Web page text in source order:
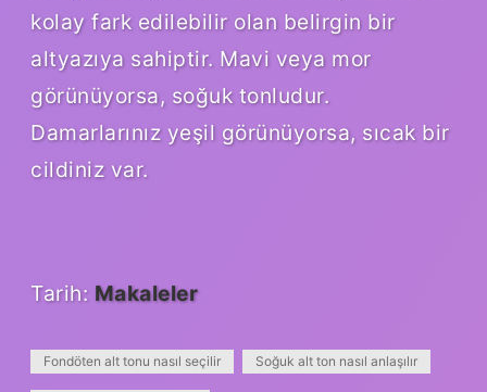
kolay fark edilebilir olan belirgin bir
altyazıya sahiptir. Mavi veya mor
görünüyorsa, soğuk tonludur.
Damarlarınız yeşil görünüyorsa, sıcak bir
cildiniz var.
Tarih: Makaleler
Fondöten alt tonu nasıl seçilir Soğuk alt ton nasıl anlaşılır